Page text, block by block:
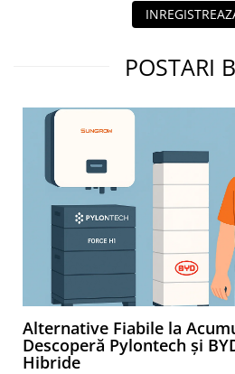
POSTARI
Alternative Fiabile la
Descoperă Pylontech și
Hibride